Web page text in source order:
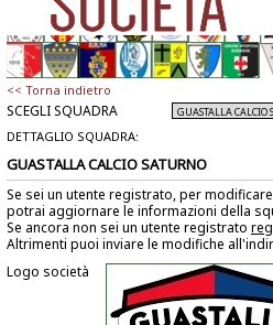
<< Torna indietro
SCEGLI SQUADRA
DETTAGLIO SQUADRA:
GUASTALLA CALCIO SATURNO
Se sei un utente registrato, per
potrai aggiornare le informazioni della
Se ancora non sei un utente registrato
Altrimenti puoi inviare le modifiche
Logo società